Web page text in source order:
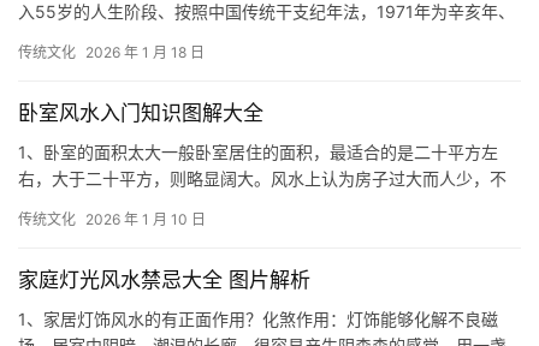
入55岁的人生阶段、按照中国传统干支纪年法，1971年为辛亥年、
传统文化 2026 年 1 月 18 日
卧室风水入门知识图解大全
1、卧室的面积太大一般卧室居住的面积，最适合的是二十平方左
右，大于二十平方，则略显阔大。风水上认为房子过大而人少，不
传统文化 2026 年 1 月 10 日
家庭灯光风水禁忌大全 图片解析
1、家居灯饰风水的有正面作用？化煞作用：灯饰能够化解不良磁